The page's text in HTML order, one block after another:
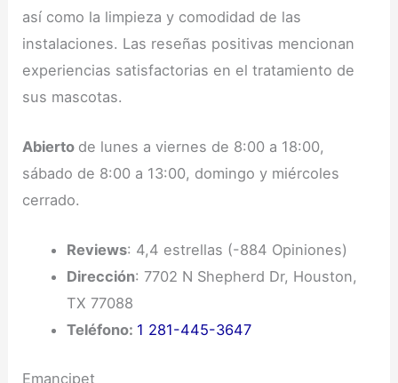
así como la limpieza y comodidad de las
instalaciones. Las reseñas positivas mencionan
experiencias satisfactorias en el tratamiento de
sus mascotas.
Abierto de lunes a viernes de 8:00 a 18:00,
sábado de 8:00 a 13:00, domingo y miércoles
cerrado.
Reviews: 4,4 estrellas (-884 Opiniones)
Dirección: 7702 N Shepherd Dr, Houston,
TX 77088
Teléfono: 1 281-445-3647
Emancipet